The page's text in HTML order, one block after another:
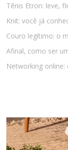
Tênis Etron: leve,
Knit: você já
Couro legítimo: o
Afinal, como ser
Networking